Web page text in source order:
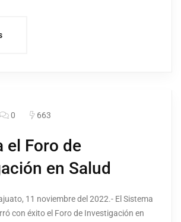
0 663
el Foro de
en Salud
11 noviembre del 2022.- El Sistema
con éxito el Foro de Investigación en